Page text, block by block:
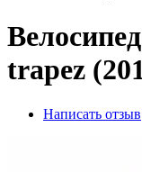
trapez
Написать отзыв